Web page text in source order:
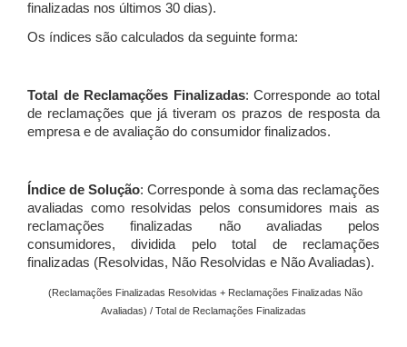
finalizadas nos últimos 30 dias).
Os índices são calculados da seguinte forma:
Total de Reclamações Finalizadas: Corresponde ao total
de reclamações que já tiveram os prazos de resposta da
empresa e de avaliação do consumidor finalizados.
Índice de Solução: Corresponde à soma das reclamações
avaliadas como resolvidas pelos consumidores mais as
reclamações finalizadas não avaliadas pelos
consumidores, dividida pelo total de reclamações
finalizadas (Resolvidas, Não Resolvidas e Não Avaliadas).
(Reclamações Finalizadas Resolvidas + Reclamações Finalizadas Não
Avaliadas) / Total de Reclamações Finalizadas